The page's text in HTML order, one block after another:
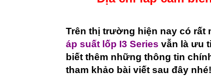
Trên thị trường hiện nay có rất
áp suất lốp I3 Series vẫn là ưu
biết thêm những thông tin
tham khảo bài viết sau đây nhé!